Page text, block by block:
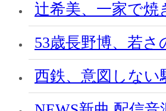
辻希美、一家で焼
53歳長野博、若さ
西鉄、意図しない